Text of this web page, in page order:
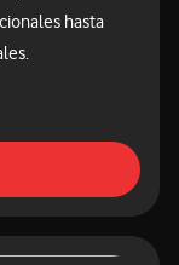
hasta
la página de